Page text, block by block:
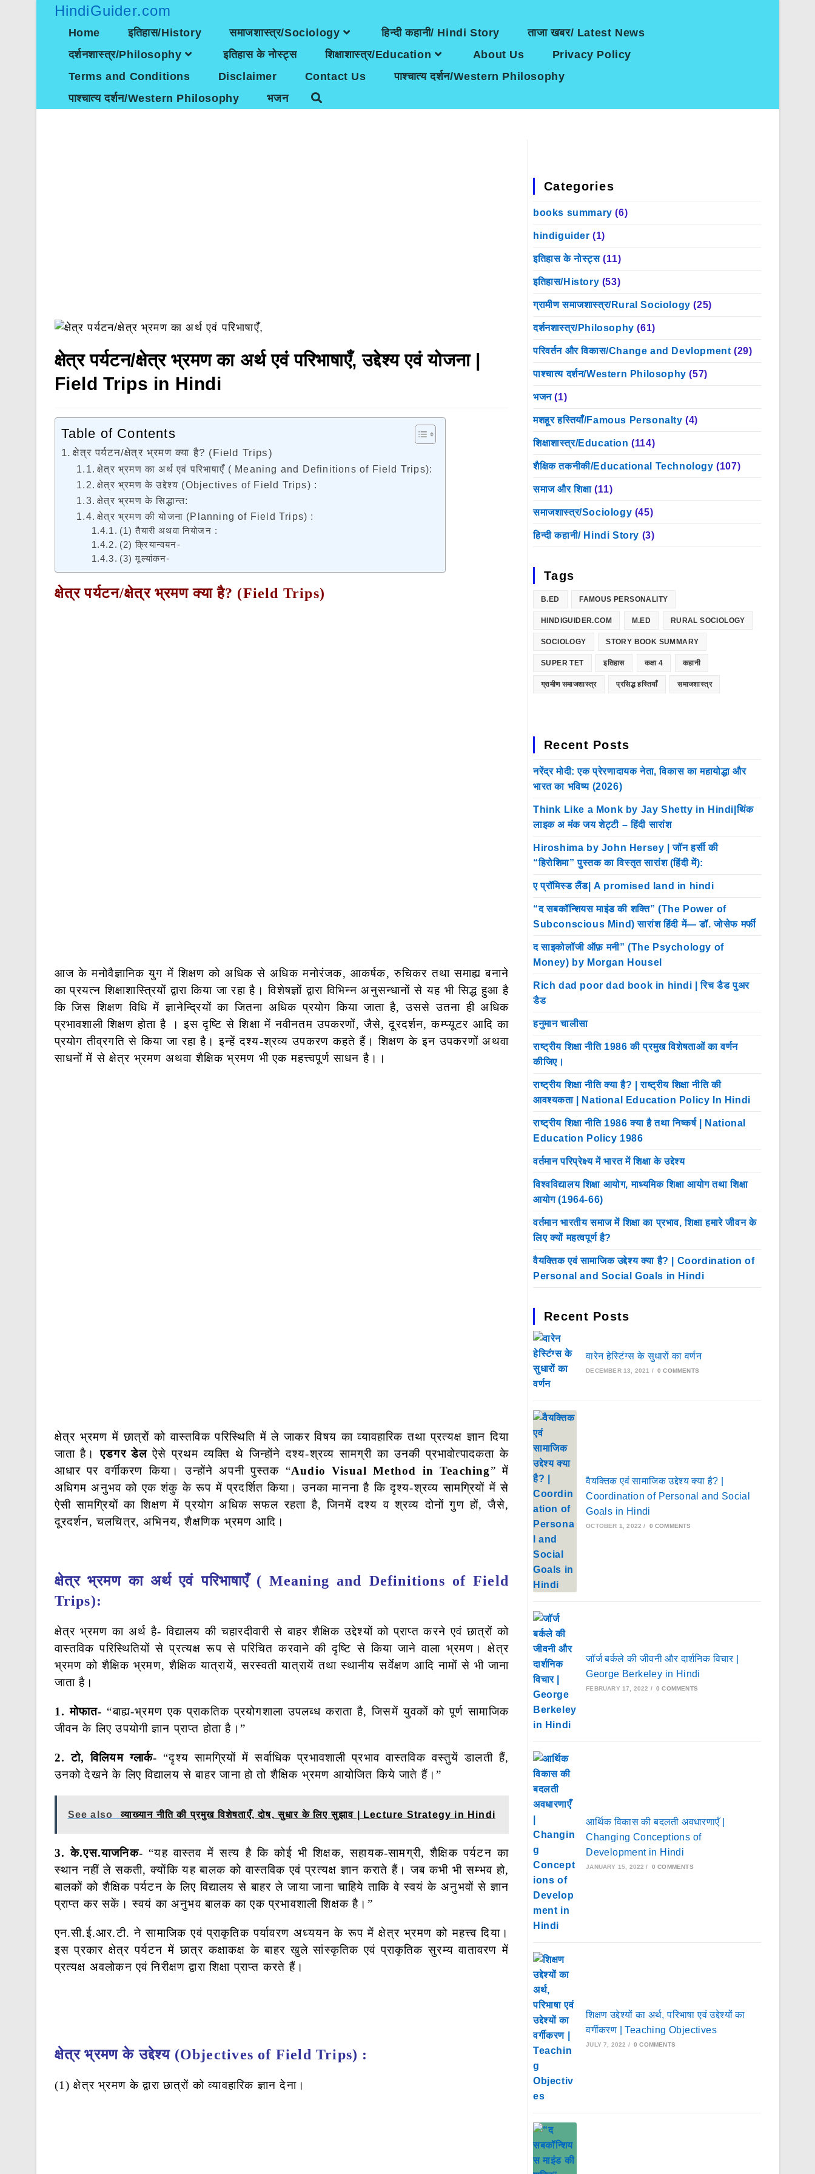
HindiGuider.com
Home इतिहास/History समाजशास्त्र/Sociology हिन्दी कहानी/ Hindi Story
ताजा खबर/ Latest News
दर्शनशास्त्र/Philosophy
इतिहास के नोस्ट्स शिक्षाशास्त्र/Education About Us
Privacy Policy
Terms and Conditions
Disclaimer Contact Us
पाश्चात्य दर्शन/Western Philosophy
पाश्चात्य दर्शन/Western Philosophy
भजन
क्षेत्र पर्यटन/क्षेत्र भ्रमण का अर्थ एवं परिभाषाएँ, उद्देश्य एवं योजना |
Field Trips in Hindi
Table of Contents
क्षेत्र पर्यटन/क्षेत्र भ्रमण क्या है? (Field Trips)
क्षेत्र भ्रमण का अर्थ एवं परिभाषाएँ ( Meaning and Definitions of Field Trips):
क्षेत्र भ्रमण के उद्देश्य (Objectives of Field Trips) :
क्षेत्र भ्रमण के सिद्धान्त:
क्षेत्र भ्रमण की योजना (Planning of Field Trips) :
(1) तैयारी अथवा नियोजन :
(2) क्रियान्वयन-
(3) मूल्यांकन-
क्षेत्र पर्यटन/क्षेत्र भ्रमण क्या है? (Field Trips)
आज के मनोवैज्ञानिक युग में शिक्षण को अधिक से अधिक मनोरंजक, आकर्षक, रुचिकर तथा समाह्य बनाने
का प्रयत्न शिक्षाशास्त्रियों द्वारा किया जा रहा है। विशेषज्ञों द्वारा विभिन्न अनुसन्धानों से यह भी सिद्ध हुआ है
कि जिस शिक्षण विधि में ज्ञानेन्द्रियों का जितना अधिक प्रयोग किया जाता है, उससे उतना ही अधिक
प्रभावशाली शिक्षण होता है । इस दृष्टि से शिक्षा में नवीनतम उपकरणों, जैसे, दूरदर्शन, कम्प्यूटर आदि का
प्रयोग तीव्रगति से किया जा रहा है। इन्हें दश्य-श्रव्य उपकरण कहते हैं। शिक्षण के इन उपकरणों अथवा
साधनों में से क्षेत्र भ्रमण अथवा शैक्षिक भ्रमण भी एक महत्त्वपूर्ण साधन है।।
क्षेत्र भ्रमण में छात्रों को वास्तविक परिस्थिति में ले जाकर विषय का व्यावहारिक तथा प्रत्यक्ष ज्ञान दिया
जाता है।एडगर डेलऐसे प्रथम व्यक्ति थे जिन्होंने दश्य-श्रव्य सामग्री का उनकी प्रभावोत्पादकता के
आधार पर वर्गीकरण किया। उन्होंने अपनी पुस्तक “Audio Visual Method in Teaching” में
अधिगम अनुभव को एक शंकु के रूप में प्रदर्शित किया। उनका मानना है कि दृश्य-श्रव्य सामग्रियों में से
ऐसी सामग्रियों का शिक्षण में प्रयोग अधिक सफल रहता है, जिनमें दश्य व श्रव्य दोनों गुण हों, जैसे,
दूरदर्शन, चलचित्र, अभिनय, शैक्षणिक भ्रमण आदि।
क्षेत्र भ्रमण का अर्थ एवं परिभाषाएँ ( Meaning and Definitions of Field
Trips):
क्षेत्र भ्रमण का अर्थ है- विद्यालय की चहारदीवारी से बाहर शैक्षिक उद्देश्यों को प्राप्त करने एवं छात्रों को
वास्तविक परिस्थितियों से प्रत्यक्ष रूप से परिचित करवाने की दृष्टि से किया जाने वाला भ्रमण। क्षेत्र
भ्रमण को शैक्षिक भ्रमण, शैक्षिक यात्रायें, सरस्वती यात्रायें तथा स्थानीय सर्वेक्षण आदि नामों से भी जाना
जाता है।
1. मोफात- “बाह्य-भ्रमण एक प्राकतिक प्रयोगशाला उपलब्ध कराता है, जिसमें युवकोंको पूर्ण सामाजिक
जीवन के लिए उपयोगी ज्ञान प्राप्त होता है।”
2. टो, विलियम ग्लार्क- “दृश्य सामग्रियों में सर्वाधिक प्रभावशाली प्रभाव वास्तविकवस्तुयें डालती हैं,
उनको देखने के लिए विद्यालय से बाहर जाना हो तो शैक्षिक भ्रमण आयोजित किये जाते हैं।”
See also व्याख्यान नीति की प्रमुख विशेषताएँ, दोष, सुधार के लिए सुझाव | Lecture Strategy in Hindi
3. के.एस.याजनिक- “यह वास्तव में सत्य है कि कोई भी शिक्षक, सहायक-सामग्री,शैक्षिक पर्यटन का
स्थान नहीं ले सकती, क्योंकि यह बालक को वास्तविक एवं प्रत्यक्ष ज्ञान कराते हैं। जब कभी भी सम्भव हो,
बालकों को शैक्षिक पर्यटन के लिए विद्यालय से बाहर ले जाया जाना चाहिये ताकि वे स्वयं के अनुभवों से ज्ञान
प्राप्त कर सकें। स्वयं का अनुभव बालक का एक प्रभावशाली शिक्षक है।”
एन.सी.ई.आर.टी. ने सामाजिक एवं प्राकृतिक पर्यावरण अध्ययन के रूप में क्षेत्र भ्रमण को महत्त्व दिया।
इस प्रकार क्षेत्र पर्यटन में छात्र कक्षाकक्ष के बाहर खुले सांस्कृतिक एवं प्राकृतिक सुरम्य वातावरण में
प्रत्यक्ष अवलोकन एवं निरीक्षण द्वारा शिक्षा प्राप्त करते हैं।
क्षेत्र भ्रमण के उद्देश्य (Objectives of Field Trips) :
(1) क्षेत्र भ्रमण के द्वारा छात्रों को व्यावहारिक ज्ञान देना।
Categories
books summary (6)
hindiguider (1)
इतिहास के नोस्ट्स (11)
इतिहास/History (53)
ग्रामीण समाजशास्त्र/Rural Sociology (25)
दर्शनशास्त्र/Philosophy (61)
परिवर्तन और विकास/Change and Devlopment (29)
पाश्चात्य दर्शन/Western Philosophy (57)
भजन (1)
मशहूर हस्तियाँ/Famous Personalty (4)
शिक्षाशास्त्र/Education (114)
शैक्षिक तकनीकी/Educational Technology (107)
समाज और शिक्षा (11)
समाजशास्त्र/Sociology (45)
हिन्दी कहानी/ Hindi Story (3)
Tags
B.ED FAMOUS PERSONALITY
HINDIGUIDER.COM M.ED RURAL SOCIOLOGY
SOCIOLOGY STORY BOOK SUMMARY
SUPER TET इतिहास कक्षा 4 कहानी
ग्रामीण समाजशास्त्र प्रसिद्ध हस्तियाँ समाजशास्त्र
Recent Posts
नरेंद्र मोदी: एक प्रेरणादायक नेता, विकास का महायोद्धा और
भारत का भविष्य (2026)
Think Like a Monk by Jay Shetty in Hindi|थिंक
लाइक अ मंक जय शेट्टी – हिंदी सारांश
Hiroshima by John Hersey | जॉन हर्सी की
“हिरोशिमा” पुस्तक का विस्तृत सारांश (हिंदी में):
ए प्रॉमिस्ड लैंड| A promised land in hindi
“द सबकॉन्शियस माइंड की शक्ति” (The Power of
Subconscious Mind) सारांश हिंदी में— डॉ. जोसेफ मर्फी
द साइकोलॉजी ऑफ़ मनी” (The Psychology of
Money) by Morgan Housel
Rich dad poor dad book in hindi | रिच डैड पुअर
डैड
हनुमान चालीसा
राष्ट्रीय शिक्षा नीति 1986 की प्रमुख विशेषताओं का वर्णन
कीजिए।
राष्ट्रीय शिक्षा नीति क्या है? | राष्ट्रीय शिक्षा नीति की
आवश्यकता | National Education Policy In Hindi
राष्ट्रीय शिक्षा नीति 1986 क्या है तथा निष्कर्ष | National
Education Policy 1986
वर्तमान परिप्रेक्ष्य में भारत में शिक्षा के उद्देश्य
विश्वविद्यालय शिक्षा आयोग, माध्यमिक शिक्षा आयोग तथा शिक्षा
आयोग (1964-66)
वर्तमान भारतीय समाज में शिक्षा का प्रभाव, शिक्षा हमारे जीवन के
लिए क्यों महत्वपूर्ण है?
वैयक्तिक एवं सामाजिक उद्देश्य क्या है? | Coordination of
Personal and Social Goals in Hindi
Recent Posts
वारेन हेस्टिंग्स के सुधारों का वर्णन
DECEMBER 13, 2021 / 0 COMMENTS
वैयक्तिक एवं सामाजिक उद्देश्य क्या है? |
Coordination of Personal and Social
Goals in Hindi
OCTOBER 1, 2022 / 0 COMMENTS
जॉर्ज बर्कले की जीवनी और दार्शनिक विचार |
George Berkeley in Hindi
FEBRUARY 17, 2022 / 0 COMMENTS
आर्थिक विकास की बदलती अवधारणाएँ |
Changing Conceptions of
Development in Hindi
JANUARY 15, 2022 / 0 COMMENTS
शिक्षण उद्देश्यों का अर्थ, परिभाषा एवं उद्देश्यों का
वर्गीकरण | Teaching Objectives
JULY 7, 2022 / 0 COMMENTS